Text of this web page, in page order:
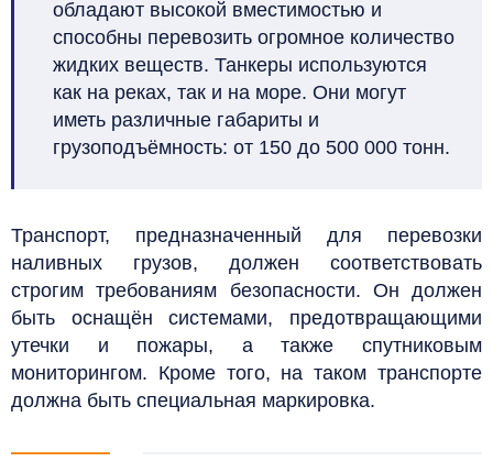
обладают высокой вместимостью и
способны перевозить огромное количество
жидких веществ. Танкеры используются
как на реках, так и на море. Они могут
иметь различные габариты и
грузоподъёмность: от 150 до 500 000 тонн.
Транспорт, предназначенный для перевозки
наливных грузов, должен соответствовать
строгим требованиям безопасности. Он должен
быть оснащён системами, предотвращающими
утечки и пожары, а также спутниковым
мониторингом. Кроме того, на таком транспорте
должна быть специальная маркировка.